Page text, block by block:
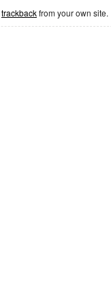
trackbackfrom your own site.